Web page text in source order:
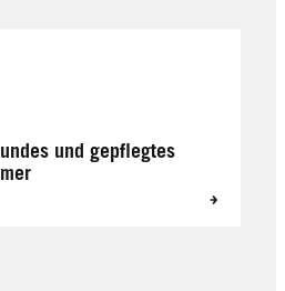
und gepflegtes